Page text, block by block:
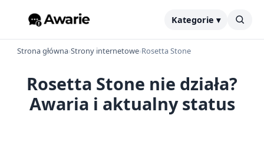
Kategorie ▾
Strona główna›Strony internetowe›Rosetta Stone
Rosetta Stone nie działa?
Awaria i aktualny status